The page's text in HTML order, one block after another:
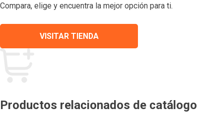
Compara, elige y encuentra la mejor opción para ti.
VISITAR TIENDA
Productos relacionados de catálogo